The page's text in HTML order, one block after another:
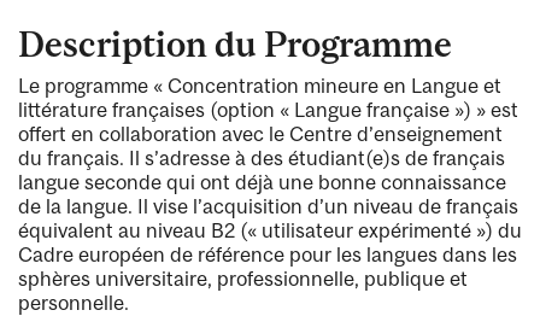
Description du Programme
Le programme « Concentration mineure en Langue et
littérature françaises (option « Langue française ») » est
offert en collaboration avec le Centre d’enseignement
du français. Il s’adresse à des étudiant(e)s de français
langue seconde qui ont déjà une bonne connaissance
de la langue. Il vise l’acquisition d’un niveau de français
équivalent au niveau B2 (« utilisateur expérimenté ») du
Cadre européen de référence pour les langues dans les
sphères universitaire, professionnelle, publique et
personnelle.